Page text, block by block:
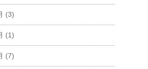
(3)
(1)
(7)